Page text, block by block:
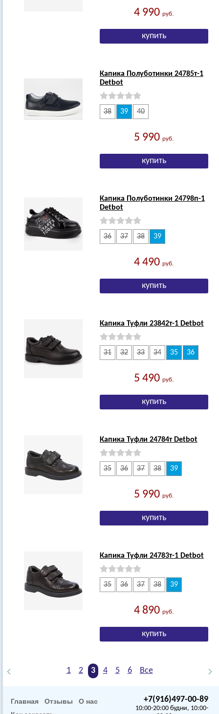
4 990руб.
Капика Полуботинки 24785т-1
Detbot
38 39 40
5 990руб.
Капика Полуботинки 24798п-1
Detbot
36 37 38 39
4 490руб.
Капика Туфли 23842т-1 Detbot
31 32 33 34 35 36
5 490руб.
Капика Туфли 24784т Detbot
35 36 37 38 39
5 990руб.
Капика Туфли 24783т-1 Detbot
35 36 37 38 39
4 890руб.
1 2 3 4 5 6 Все
+7(916)497-00-89
10:00-20:00 будни, 10:00-
Главная Отзывы
О нас